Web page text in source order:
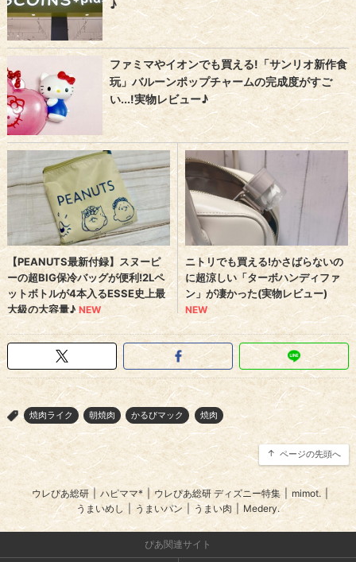
> 焼肉ライク 朝焼肉 かるびマック 焼肉
ページの先頭へ
ウレぴあ総研 | ハピママ* | ウレぴあ総研 ディズニー特集 | mimot.
うまいめし
うまいパン うまい肉 Medery.
ぴあ関連サイト